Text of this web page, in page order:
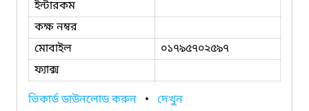
ইন্টারকম
কক্ষ নম্বর
মোবাইল
০১৭৯৫৭০২৫৯৭
ফ্যাক্স
ভিকার্ড ডাউনলোড করুন • দেখুন